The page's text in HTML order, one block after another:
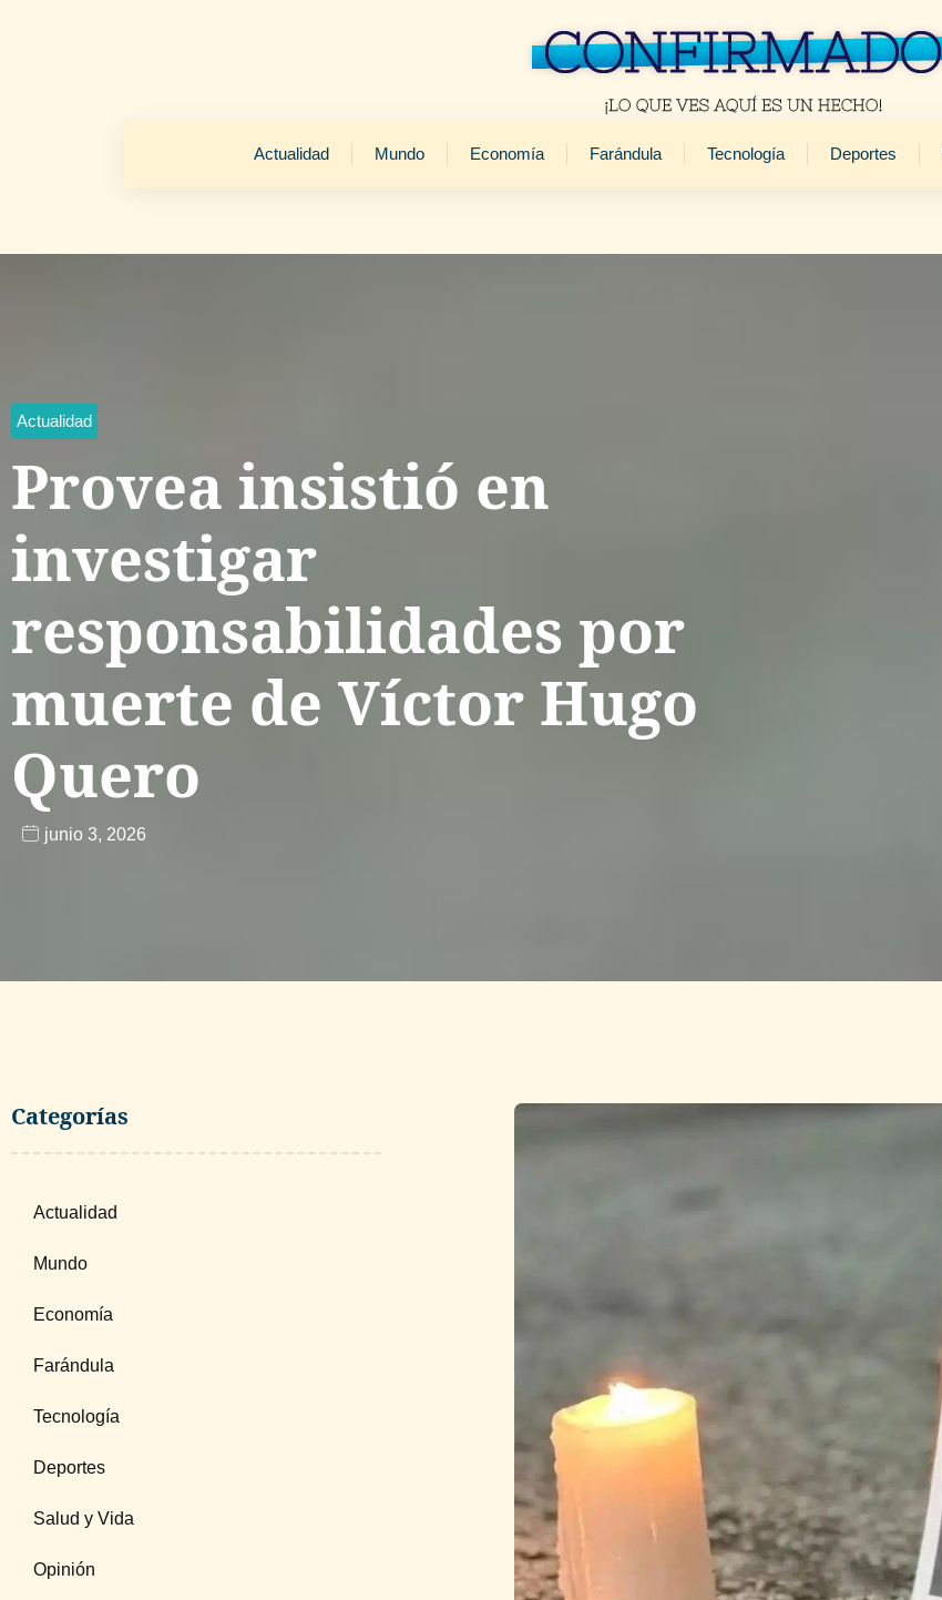
Actualidad Mundo Economía Farándula Tecnología Deportes
Actualidad
Provea insistió en
investigar
responsabilidades por
muerte de Víctor Hugo
Quero
junio 3, 2026
Categorías
Actualidad
Mundo
Economía
Farándula
Tecnología
Deportes
Salud y Vida
Opinión